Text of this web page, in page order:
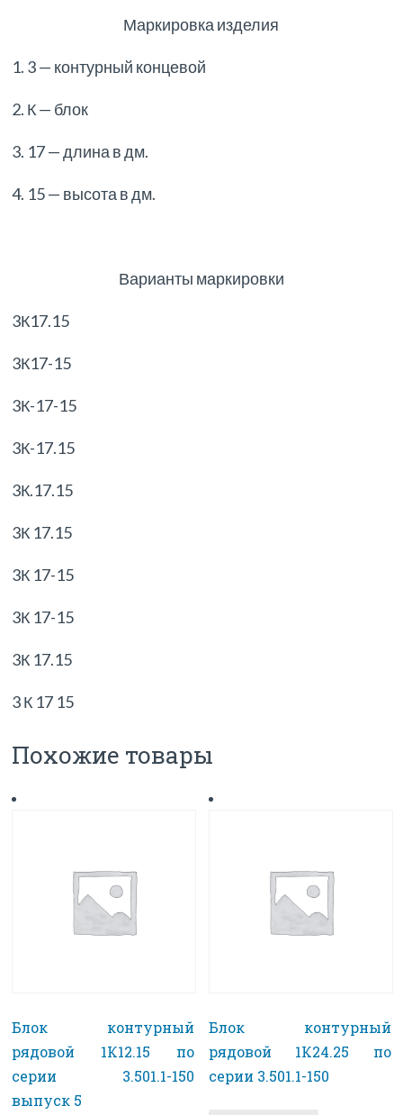
Маркировка изделия
1. 3 — контурный концевой
2. К — блок
3. 17 — длина в дм.
4. 15 — высота в дм.
Варианты маркировки
3К17.15
3К17-15
3К-17-15
3К-17.15
3К.17.15
3К 17.15
3К 17-15
3К 17-15
3К 17.15
3 К 17 15
Похожие товары
Блок контурный
рядовой 1К12.15 по
серии 3.501.1-150
выпуск 5
Блок контурный
рядовой 1К24.25 по
серии 3.501.1-150